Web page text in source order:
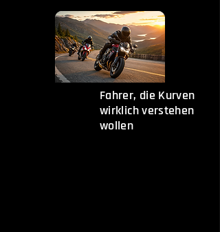
Fahrer, die Kurven
wirklich verstehen
wollen